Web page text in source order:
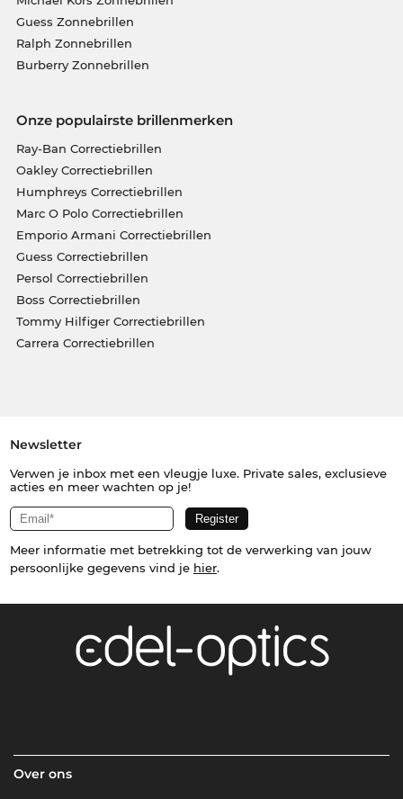
Guess Zonnebrillen
Ralph Zonnebrillen
Burberry Zonnebrillen
Onze populairste brillenmerken
Ray-Ban Correctiebrillen
Oakley Correctiebrillen
Humphreys Correctiebrillen
Marc O Polo Correctiebrillen
Emporio Armani Correctiebrillen
Guess Correctiebrillen
Persol Correctiebrillen
Boss Correctiebrillen
Tommy Hilfiger Correctiebrillen
Carrera Correctiebrillen
Newsletter
Verwen je inbox met een vleugje luxe. Private sales, exclusieve
acties en meer wachten op je!
Meer informatie met betrekking tot de verwerking van jouw
persoonlijke gegevens vind je hier.
Over ons